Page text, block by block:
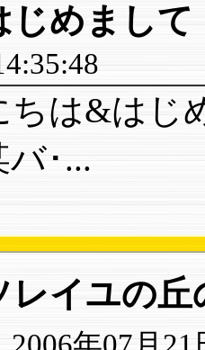
じめまして
ちは&はじ
･...
レイユの